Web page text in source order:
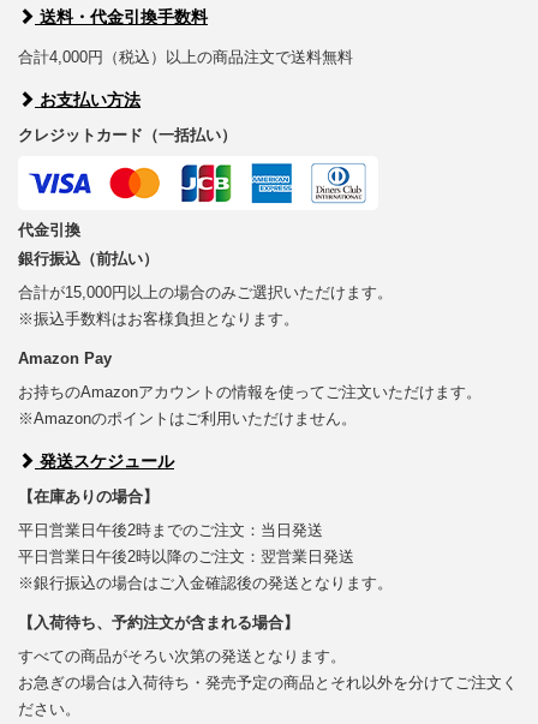
送料・代金引換手数料
合計4,000円（税込）以上の商品注文で送料無料
お支払い方法
クレジットカード（一括払い）
代金引換
銀行振込（前払い）
合計が15,000円以上の場合のみご選択いただけます。
※振込手数料はお客様負担となります。
Amazon Pay
お持ちのAmazonアカウントの情報を使ってご注文いただけます。
※Amazonのポイントはご利用いただけません。
発送スケジュール
【在庫ありの場合】
平日営業日午後2時までのご注文：当日発送
平日営業日午後2時以降のご注文：翌営業日発送
※銀行振込の場合はご入金確認後の発送となります。
【入荷待ち、予約注文が含まれる場合】
すべての商品がそろい次第の発送となります。
お急ぎの場合は入荷待ち・発売予定の商品とそれ以外を分けてご注文く
ださい。